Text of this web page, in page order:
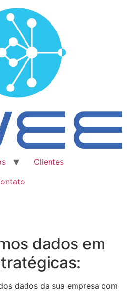
Clientes
dados em
dados da sua empresa com